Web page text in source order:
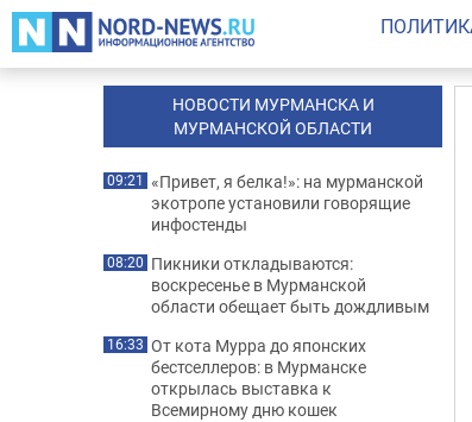
НОВОСТИ МУРМАНСКА И
МУРМАНСКОЙ ОБЛАСТИ
09:21 «Привет, я белка!»: на мурманской
экотропе установили говорящие
инфостенды
08:20 Пикники откладываются:
воскресенье в Мурманской
области обещает быть дождливым
16:33 От кота Мурра до японских
бестселлеров: в Мурманске
открылась выставка к
Всемирному дню кошек